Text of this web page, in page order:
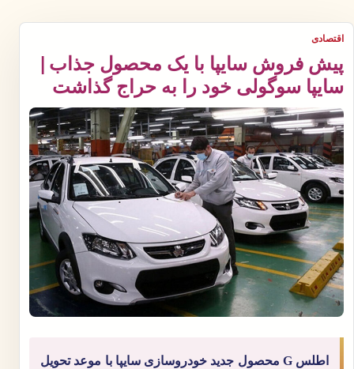
اقتصادی
پیش فروش سایپا با یک محصول جذاب |
سایپا سوگولی خود را به حراج گذاشت
اطلس G محصول جدید خودروسازی سایپا با موعد تحویل